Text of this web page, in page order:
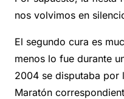
nos volvimos en
El segundo cura es
menos lo fue durante
2004 se disputaba por
Maratón